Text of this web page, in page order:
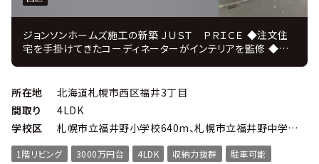
ジョンソンホームズ施工の新築 ＪＵＳＴ ＰＲＩＣＥ ◆注文住
宅を手掛けてきたコーディネーターがインテリアを監修 ◆設
ョンソンホームズ」の新築戸建プラン ◆周辺にはスーパーやド
ラッグストア、郵便局、医療機関など生活施設が徒歩圏に揃
い、快適に暮らせる住環境。福井野小学校・福井野中学校も徒
歩８分圏内で、子育て世帯にも安心です。 ◆整形地・前面８ｍ
公道に面したゆとりある区画で、日当たり・通風も良好。お好き
なハウスメーカーで建築可能です。 ■物件概要 ・ 4ＬＤＫ
所在地
北海道札幌市西区福井3丁目
間取り
4LDK
学校区
札幌市立福井野小学校640m、札幌市立福井野中学校640m
1階リビング 3000万円台 4LDK 収納力抜群 駐車可能